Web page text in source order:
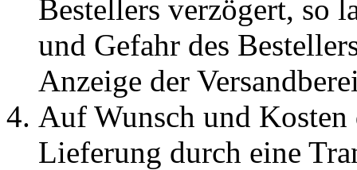
Bestellers verzögert, so
und Gefahr des
Anzeige der
Auf Wunsch und
Lieferung durch eine